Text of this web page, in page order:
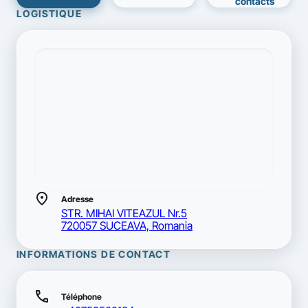
LOGISTIQUE
location_on Adresse
STR. MIHAI VITEAZUL Nr.5
720057 SUCEAVA, Romania
INFORMATIONS DE CONTACT
call Téléphone